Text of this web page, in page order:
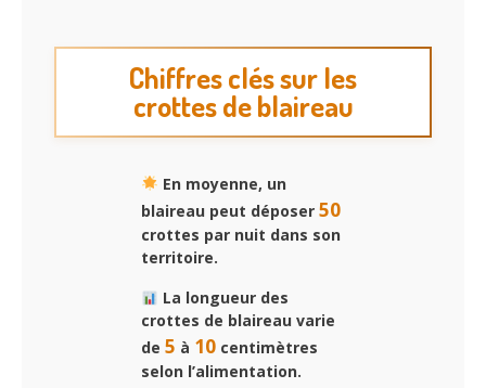
Chiffres clés sur les
crottes de blaireau
En moyenne, un
blaireau peut déposer 50
crottes par nuit dans son
territoire.
La longueur des
crottes de blaireau varie
de 5 à 10 centimètres
selon l’alimentation.